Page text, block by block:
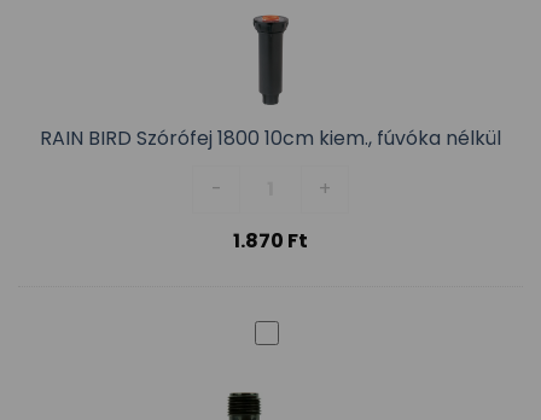
RAIN BIRD Szórófej 1800 10cm kiem., fúvóka nélkül
-
+
1.870 Ft